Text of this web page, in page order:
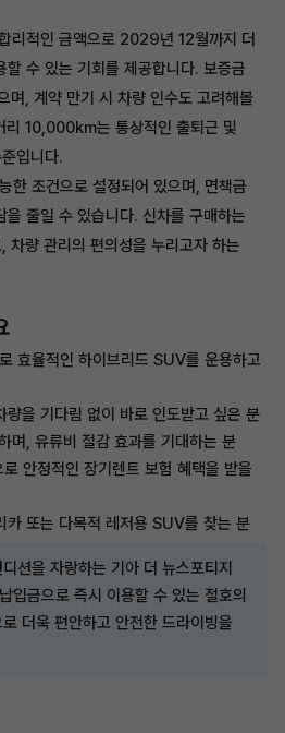
리적인 금액으로 2029년 12월까지 더
할 수 있는 기회를 제공합니다. 보증금
, 계약 만기 시 차량 인수도 고려해볼
리 10,000km는 통상적인 출퇴근 및
입니다.
한 조건으로 설정되어 있으며, 면책금
줄일 수 있습니다. 신차를 구매하는
차량 관리의 편의성을 누리고자 하는
효율적인 하이브리드 SUV를 운용하고
량을 기다림 없이 바로 인도받고 싶은 분
며, 유류비 절감 효과를 기대하는 분
안정적인 장기렌트 보험 혜택을 받을
카 또는 다목적 레저용 SUV를 찾는 분
션을 자랑하는 기아 더 뉴스포티지
입금으로 즉시 이용할 수 있는 절호의
더욱 편안하고 안전한 드라이빙을